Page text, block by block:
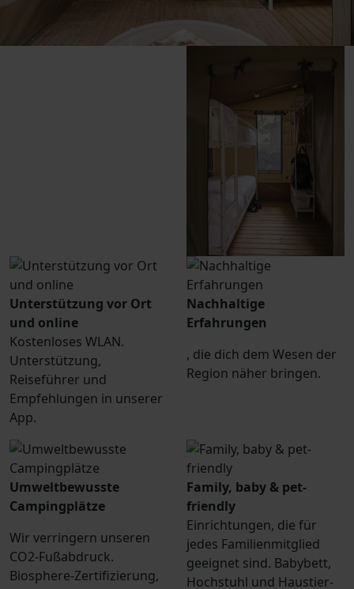
Unterstützung vor Ort
und online
Kostenloses WLAN.
Unterstützung,
Reiseführer und
Empfehlungen in unserer
App.
Nachhaltige
Erfahrungen
, die dich dem Wesen der
Region näher bringen.
Umweltbewusste
Campingplätze
Wir verringern unseren
CO2-Fußabdruck.
Biosphere-Zertifizierung,
Family, baby & pet-
friendly
Einrichtungen, die für
jedes Familienmitglied
geeignet sind. Babybett,
Hochstuhl und Haustier-